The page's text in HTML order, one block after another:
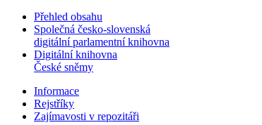
Přehled obsahu
Společná česko-slovenská
digitální parlamentní knihovna
Digitální knihovna
České sněmy
Informace
Rejstříky
Zajímavosti v repozitáři